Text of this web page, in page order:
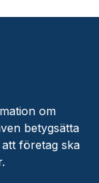
om
betygsätta
företag ska